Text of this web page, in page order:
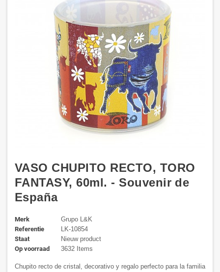
VASO CHUPITO RECTO, TORO
FANTASY, 60ml. - Souvenir de
España
Merk
Grupo L&K
Referentie
LK-10854
Staat
Nieuw product
Op voorraad
3632 Items
Chupito recto de cristal, decorativo y regalo perfecto para la familia